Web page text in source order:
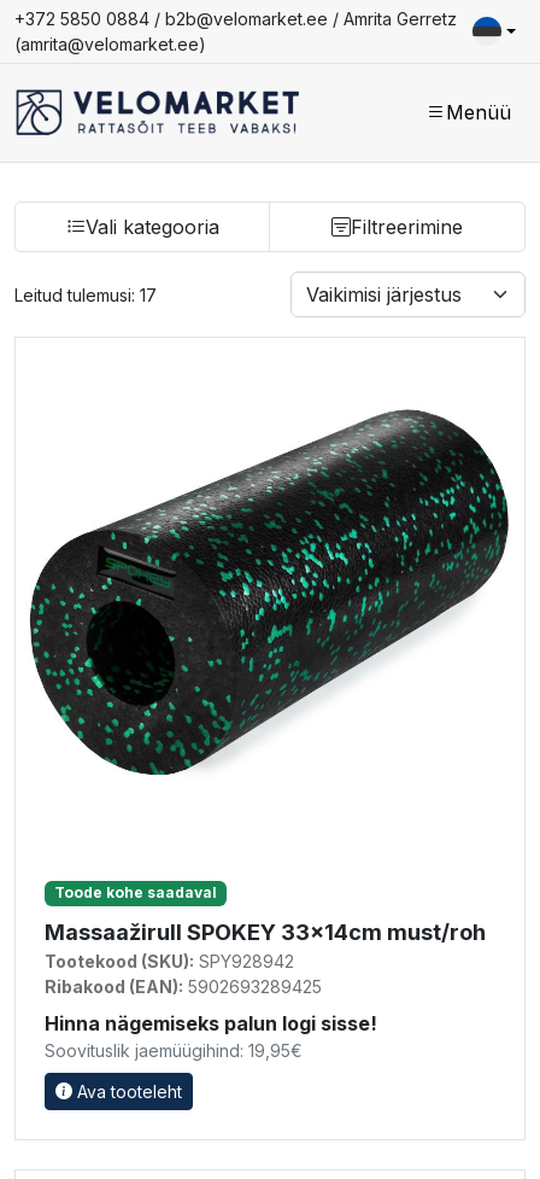
+372 5850 0884 / b2b@velomarket.ee / Amrita Gerretz
(amrita@velomarket.ee)
Menüü
Vali kategooria Filtreerimine
Leitud tulemusi: 17
Toode kohe saadaval
Massaažirull SPOKEY 33x14cm must/roh
Tootekood (SKU): SPY928942
Ribakood (EAN): 5902693289425
Hinna nägemiseks palun logi sisse!
Soovituslik jaemüügihind: 19,95€
Ava tooteleht